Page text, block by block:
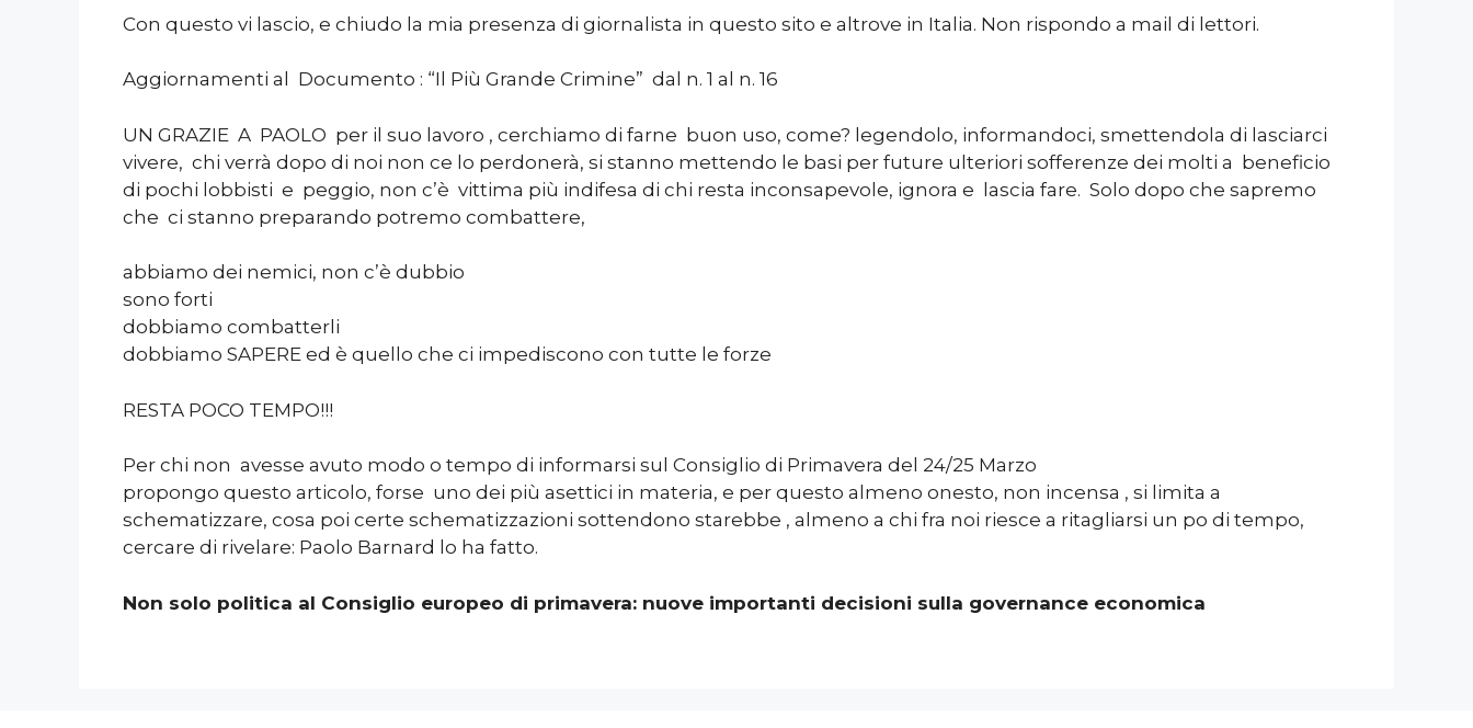
Con questo vi lascio, e chiudo la mia presenza di giornalista in questo sito e altrove in Italia. Non rispondo a mail di lettori.
Aggiornamenti al Documento : “Il Più Grande Crimine” dal n. 1 al n. 16
UN GRAZIE A PAOLO per il suo lavoro , cerchiamo di farne buon uso, come? legendolo, informandoci, smettendola di lasciarci
vivere, chi verrà dopo di noi non ce lo perdonerà, si stanno mettendo le basi per future ulteriori sofferenze dei molti a beneficio
di pochi lobbisti e peggio, non c’è vittima più indifesa di chi resta inconsapevole, ignora e lascia fare. Solo dopo che sapremo
che ci stanno preparando potremo combattere,
abbiamo dei nemici, non c’è dubbio
sono forti
dobbiamo combatterli
dobbiamo SAPERE ed è quello che ci impediscono con tutte le forze
RESTA POCO TEMPO!!!
Per chi non avesse avuto modo o tempo di informarsi sul Consiglio di Primavera del 24/25 Marzo
propongo questo articolo, forse uno dei più asettici in materia, e per questo almeno onesto, non incensa , si limita a
schematizzare, cosa poi certe schematizzazioni sottendono starebbe , almeno a chi fra noi riesce a ritagliarsi un po di tempo,
cercare di rivelare: Paolo Barnard lo ha fatto.
Non solo politica al Consiglio europeo di primavera: nuove importanti decisioni sulla governance economica